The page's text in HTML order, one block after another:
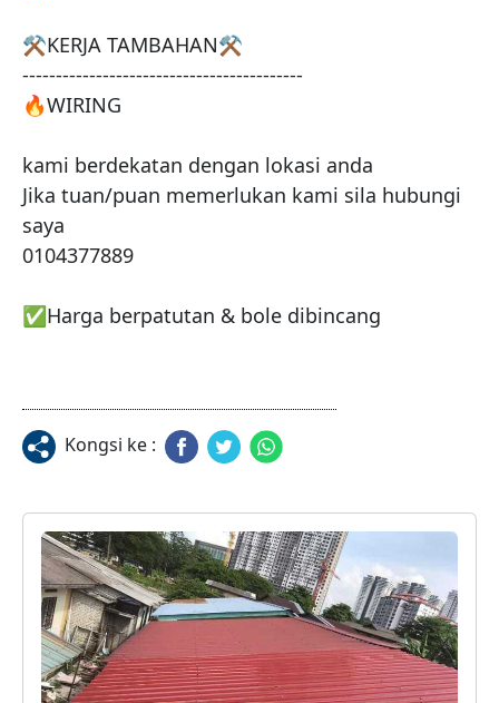
⚒️KERJA TAMBAHAN⚒️
------------------------------------------
🔥WIRING
kami berdekatan dengan lokasi anda
Jika tuan/puan memerlukan kami sila hubungi
saya
0104377889
✅Harga berpatutan & bole dibincang
Kongsi ke :